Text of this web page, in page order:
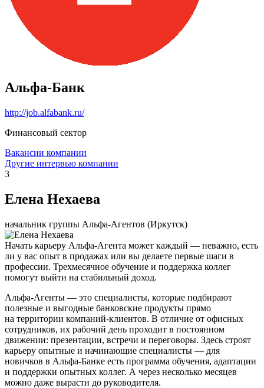
Альфа-Банк
http://job.alfabank.ru/
Финансовый сектор
Вакансии компании
Другие интервью компании
3
Елена Нехаева
начальник группы Альфа-Агентов (Иркутск)
Начать карьеру Альфа-Агента может каждый — неважно, есть
ли у вас опыт в продажах или вы делаете первые шаги в
профессии. Трехмесячное обучение и поддержка коллег
помогут выйти на стабильный доход.
Альфа-Агенты — это специалисты, которые подбирают
полезные и выгодные банковские продукты прямо
на территории компаний-клиентов. В отличие от офисных
сотрудников, их рабочий день проходит в постоянном
движении: презентации, встречи и переговоры. Здесь строят
карьеру опытные и начинающие специалисты — для
новичков в Альфа-Банке есть программа обучения, адаптации
и поддержки опытных коллег. А через несколько месяцев
можно даже вырасти до руководителя.